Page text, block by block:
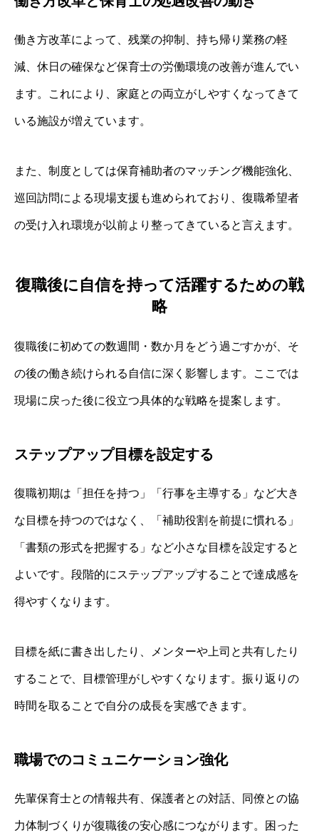
働き方改革によって、残業の抑制、持ち帰り業務の軽
減、休日の確保など保育士の労働環境の改善が進んでい
ます。これにより、家庭との両立がしやすくなってきて
いる施設が増えています。
また、制度としては保育補助者のマッチング機能強化、
巡回訪問による現場支援も進められており、復職希望者
の受け入れ環境が以前より整ってきていると言えます。
復職後に自信を持って活躍するための戦
略
復職後に初めての数週間・数か月をどう過ごすかが、そ
の後の働き続けられる自信に深く影響します。ここでは
現場に戻った後に役立つ具体的な戦略を提案します。
ステップアップ目標を設定する
復職初期は「担任を持つ」「行事を主導する」など大き
な目標を持つのではなく、「補助役割を前提に慣れる」
「書類の形式を把握する」など小さな目標を設定すると
よいです。段階的にステップアップすることで達成感を
得やすくなります。
目標を紙に書き出したり、メンターや上司と共有したり
することで、目標管理がしやすくなります。振り返りの
時間を取ることで自分の成長を実感できます。
職場でのコミュニケーション強化
先輩保育士との情報共有、保護者との対話、同僚との協
力体制づくりが復職後の安心感につながります。困った